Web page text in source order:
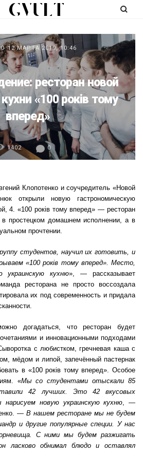
12 МАРТА 2019, 10:46
ресторан новой
«100 років тому
вперед»
1402 0
Клопотенко и соучредитель «Новой
открыли новую гастрономическую
4. «100 років тому вперед» — ресторан
в простецком домашнем исполнении, а в
прочтении.
студентов, научил их готовить, и
«100 років тому вперед». Место,
кухню», — рассказывает
ресторана не просто воссоздала
их под современность и придала
догадаться, что ресторан будет
и инновационными подходами
с любистком, гречневая каша с
мёдом и липой, запечённый пастернак
в «100 років тому вперед». Особое
«Мы со студентами отыскали 85
42 лучших. Это 42 вкусовых
новую украинскую кухню, —
— В нашем ресторане мы не будем
и другие популярные специи. У нас
С ними мы будем разжигать
ласково обнимал блюдо и оставлял